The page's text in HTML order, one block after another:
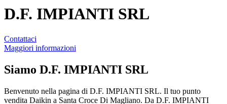
D.F. IMPIANTI SRL
Contattaci
Maggiori informazioni
Siamo D.F. IMPIANTI SRL
Benvenuto nella pagina di D.F. IMPIANTI SRL. Il tuo punto
vendita Daikin a Santa Croce Di Magliano. Da D.F. IMPIANTI